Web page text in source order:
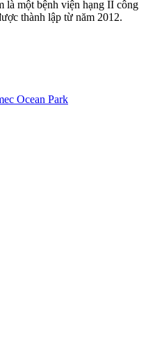
là một bệnh viện hạng II công
thành lập từ năm 2012.
Ocean Park